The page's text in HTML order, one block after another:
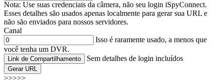
Nota: Use suas credenciais da câmera, não seu login iSpyConnect.
Esses detalhes são usados apenas localmente para gerar sua URL e
não são enviados para nossos servidores.
Canal
Isso é raramente usado, a menos que
você tenha um DVR.
Link de Compartilhamento Sem detalhes de login incluídos
Gerar URL
>>>>>